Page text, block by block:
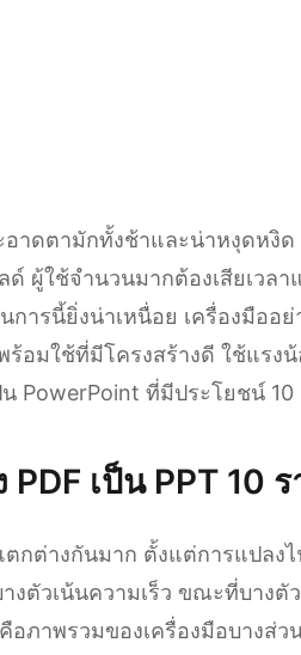
อาดตามักทั้งช้าและน่าหงุดหงิด
ผู้ใช้จำนวนมากต้องเสียเวล
ารนี้ยิ่งน่าเหนื่อย เครื่องมืออย่
ร้อมใช้ที่มีโครงสร้างดี ใช้แรง
PowerPoint ที่มีประโยชน์ 10
เป็น PPT 10 ร
กต่างกันมาก ตั้งแต่การแปลง
งตัวเน้นความเร็ว ขณะที่บางตั
อภาพรวมของเครื่องมือบางส่